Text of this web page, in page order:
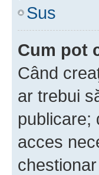
Sus
Cum pot
Când
ar trebui
publicare;
acces